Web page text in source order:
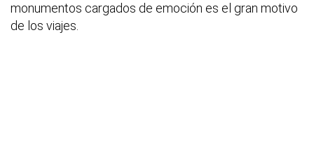
monumentos cargados de emoción es el gran motivo
de los viajes.